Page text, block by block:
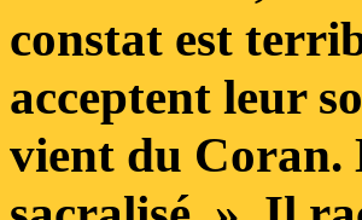
constat est
acceptent leur
vient du Coran.